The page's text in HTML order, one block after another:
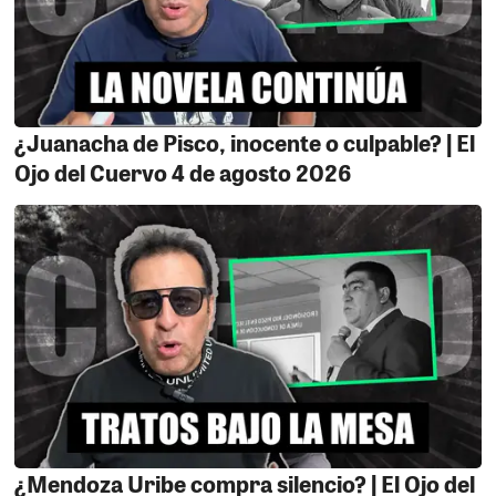
electrónicos. La comunidad universitaria exige
respuestas sobre por qué se prioriza un curso
complementario en vez de resolver la falta de docentes
en Ingeniería Electrónica o es que el amor los lleva
quizás a estos errores, urgente respuesta decano de la
FIMEE Ing Raymundo Calderon.
los maestros jubilados en Ica genera indignación, ya
que más de 8 meses después de su jubilación, no han
recibido el pago de su Compensación por Tiempo de
Servicios (CTS), a pesar de que la ley lo exige. Acusan a
la Dirección Regional de Educación de Ica (DREI) de
indiferencia y mala gestión, lo que consideran una
vulneración de sus derechos laborales y un acto de
discriminación. Los docentes piden al Gobierno
Regional y al Ministro de Educación que cumplan con la
ley y respeten la dignidad de quienes dedicaron su vida
a la educación. Denuncian que el incumplimiento no
¿Juanacha de Pisco, inocente o culpable? | El
Ojo del Cuervo 4 de agosto 2026
¿Mendoza Uribe compra silencio? | El Ojo del